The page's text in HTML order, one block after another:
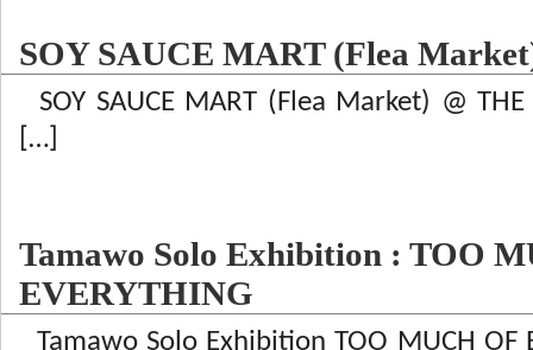
SOY SAUCE MART (Flea
SOY SAUCE MART (Flea Market) @ THE
[…]
Tamawo Solo Exhibition : TOO
EVERYTHING
Tamawo Solo Exhibition TOO MUCH OF